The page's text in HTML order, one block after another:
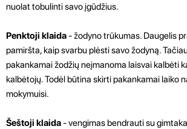
nuolat tobulinti savo įgūdžius.
Penktoji klaida- žodyno trūkumas. Daugelis
pamiršta, kaip svarbu plėsti savo žodyną.
pakankamai žodžių neįmanoma laisvai kalbėti
kalbėtojų. Todėl būtina skirti pakankamai laiko
mokymuisi.
Šeštoji klaida- vengimas bendrauti su